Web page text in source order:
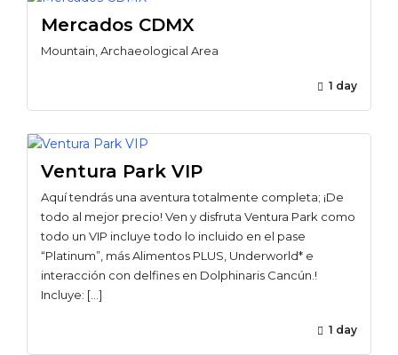
Mercados CDMX
Mountain, Archaeological Area
1 day
Ventura Park VIP
Aquí tendrás una aventura totalmente completa; ¡De
todo al mejor precio! Ven y disfruta Ventura Park como
todo un VIP incluye todo lo incluido en el pase
“Platinum”, más Alimentos PLUS, Underworld* e
interacción con delfines en Dolphinaris Cancún.!
Incluye: […]
1 day